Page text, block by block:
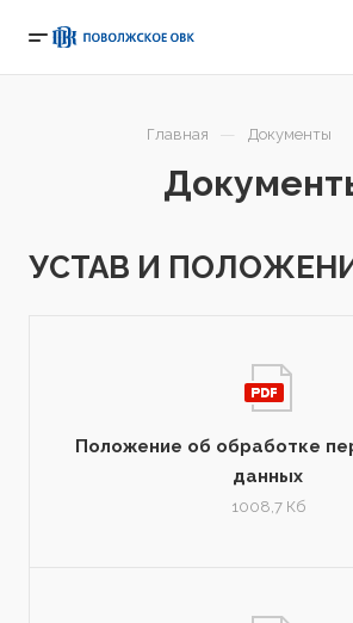
Главная — Документы
УСТАВ И
Положение об обработке
данных
1008,7 Кб